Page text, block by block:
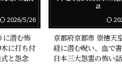
2026/5/26
に潜む怖
に打ち付
と怨念
京都府京都市 崇徳天
経に潜む呪い、血で
日本三大怨霊の怖い話